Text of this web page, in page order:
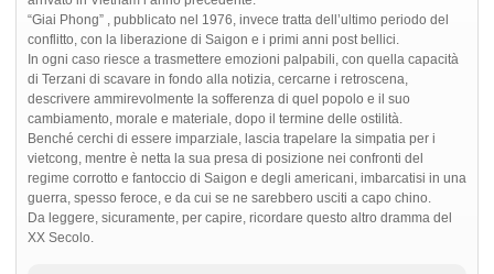
“Giai Phong” , pubblicato nel 1976, invece tratta dell’ultimo periodo del
conflitto, con la liberazione di Saigon e i primi anni post bellici.
In ogni caso riesce a trasmettere emozioni palpabili, con quella capacità
di Terzani di scavare in fondo alla notizia, cercarne i retroscena,
descrivere ammirevolmente la sofferenza di quel popolo e il suo
cambiamento, morale e materiale, dopo il termine delle ostilità.
Benché cerchi di essere imparziale, lascia trapelare la simpatia per i
vietcong, mentre è netta la sua presa di posizione nei confronti del
regime corrotto e fantoccio di Saigon e degli americani, imbarcatisi in una
guerra, spesso feroce, e da cui se ne sarebbero usciti a capo chino.
Da leggere, sicuramente, per capire, ricordare questo altro dramma del
XX Secolo.